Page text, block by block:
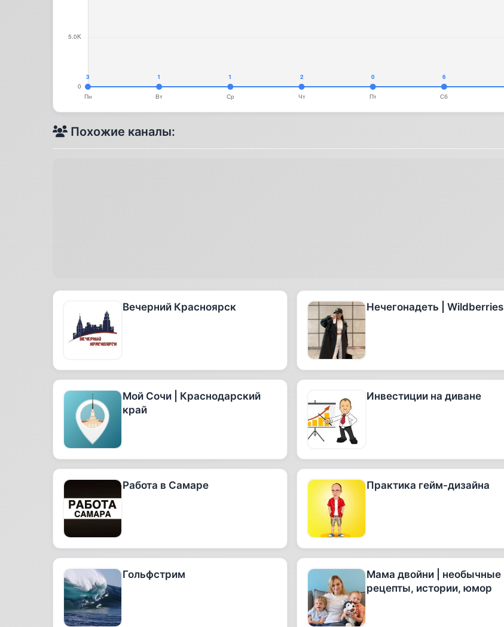
Похожие каналы:
Вечерний Красноярск Нечегонадеть | Wildberries
Мой Сочи | Краснодарский
край
Инвестиции на диване
Работа в Самаре Практика гейм-дизайна
Гольфстрим
Мама двойни | необычные
рецепты, истории, юмор